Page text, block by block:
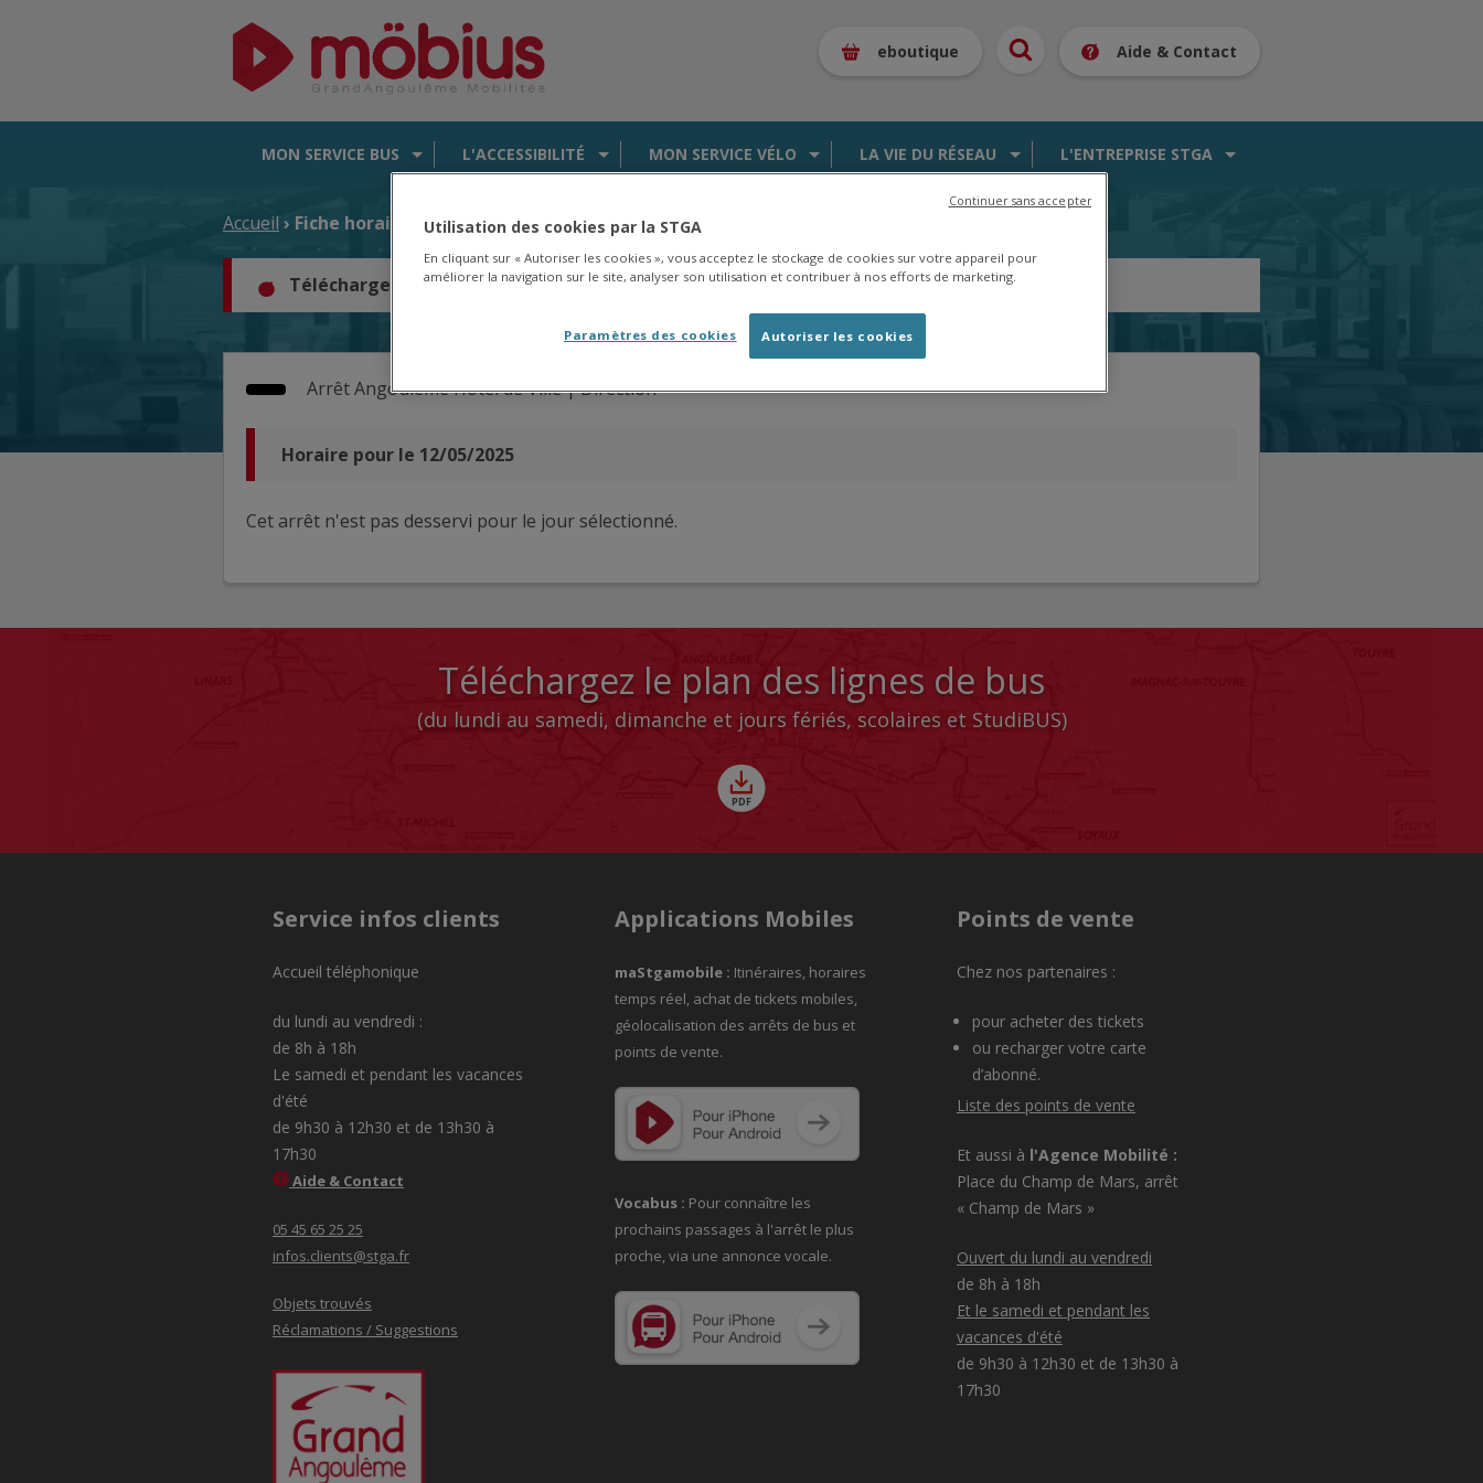
eboutique Aide & Contact
MON SERVICE BUS L'ACCESSIBILITÉ MON SERVICE VÉLO LA VIE DU RÉSEAU L'ENTREPRISE STGA
Accueil › Fiche horaire d'arrêt
Téléchargez les horaires de la saison 2025/2026 encliquant ici.
ArrêtAngoulême Hôtel de Ville |Direction
Horaire pour le 12/05/2025
Cet arrêt n'est pas desservi pour le jour sélectionné.
Téléchargez le plan des lignes de bus
(du lundi au samedi, dimanche et jours fériés, scolaires et StudiBUS)
Service infos clients
Accueil téléphonique
du lundi au vendredi :
de 8h à 18h
Le samedi et pendant les vacances
d'été
de 9h30 à 12h30 et de 13h30 à
17h30
Aide & Contact
05 45 65 25 25
infos.clients@stga.fr
Objets trouvés
Réclamations / Suggestions
Applications Mobiles
maStgamobile : Itinéraires, horaires
temps réel, achat de tickets mobiles,
géolocalisation des arrêts de bus et
points de vente.
Vocabus : Pour connaître les
prochains passages à l'arrêt le plus
proche, via une annonce vocale.
Points de vente
Chez nos partenaires :
pour acheter des tickets
ou recharger votre carte
d’abonné.
Liste des points de vente
Et aussi à l'Agence Mobilité :
Place du Champ de Mars, arrêt
« Champ de Mars »
Ouvert du lundi au vendredi
de 8h à 18h
Et le samedi et pendant les
vacances d'été
de 9h30 à 12h30 et de 13h30 à
17h30
Utilisation des cookies par la STGA
En cliquant sur « Autoriser les cookies », vous acceptez le stockage de cookies sur votre appareil pour
améliorer la navigation sur le site, analyser son utilisation et contribuer à nos efforts de marketing.
Autoriser les cookies
Paramètres des cookies
Continuer sans accepter